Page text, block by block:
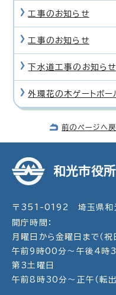
工事のお知らせ
工事のお知らせ
下水道工事のお知らせ
外環花の木ゲートボ
前のページへ戻
和光市役所
〒351-0192 埼玉県和
開庁時間：
月曜日から金曜日まで（祝
午前9時00分～午後4時
第3土曜日
午前8時30分～正午（転出